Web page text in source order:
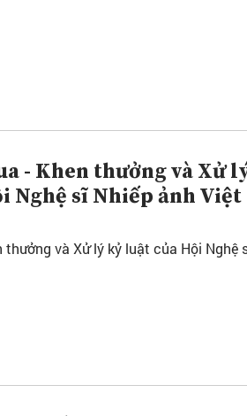
- Khen thưởng và Xử
Nghệ sĩ Nhiếp ảnh Việt
thưởng và Xử lý kỷ luật của Hội Nghệ